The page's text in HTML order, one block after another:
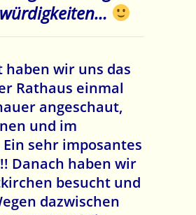
haben wir uns das
Rathaus einmal
angeschaut,
und im
sehr imposantes
Danach haben wir
besucht und
dazwischen